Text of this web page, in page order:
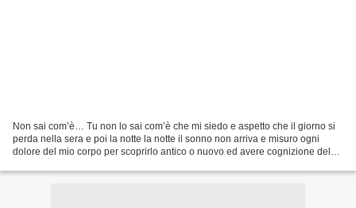
Non sai com’è… Tu non lo sai com’è che mi siedo e aspetto che il giorno si
perda nella sera e poi la notte la notte il sonno non arriva e misuro ogni
dolore del mio corpo per scoprirlo antico o nuovo ed avere cognizione del